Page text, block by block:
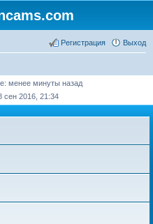
Выход
Регистрация
менее минуты назад
сен 2016, 21:34